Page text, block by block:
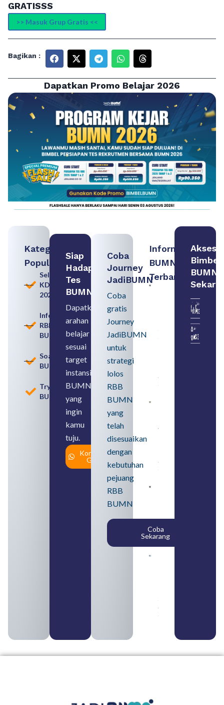
GRATISSS
>> Masuk Grup Gratis <<
Bagikan :
Dapatkan Promo Belajar 2026
Kategori
Populer
Seleksi
KDKMP
2026
Informasi
RBB
BUMN
Soal
BUMN
Tryout
BUMN
Siap
Hadapi
Tes
BUMN
Dapatkan
arahan
belajar
sesuai
target
instansi
BUMN
yang
ingin
kamu
tuju.
Konsultasi
Gratis
Coba
Journey
JadiBUMN
Coba
gratis
Journey
JadiBUMN
untuk
strategi
lolos
RBB
BUMN
yang
telah
disesuaikan
dengan
kebutuhan
pejuang
RBB
BUMN
Coba
Sekarang
Informasi
BUMN
Terbaru:
SMA
Syarat,
August 5,
2026
yang
August 4,
2026
serta
Perbedaannya
August 3, 2026
Sektor
August 2,
2026
Akses
Bimbel
BUMN